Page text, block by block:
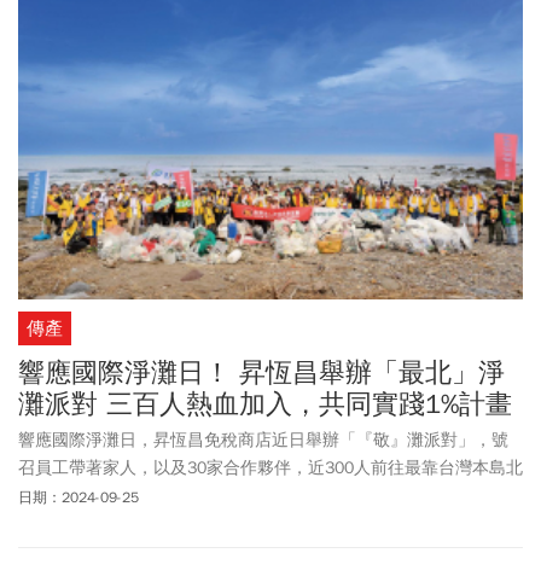
單位也搜集網路上全台青年525個提問，連同現場提問精選的11個問
題，觸及國防外交、環保、體育發展、朝野惡鬥到總統一天行程、
該不該放颱風假，賴總統直球對決、來者不拒，耐心應答，與學生
互動熱絡。最後，主辦單位從眾多學子優秀提案中，以四大主題提
案為別頒發八組獎項，「網路人氣獎」得主為莊敬高職、崇光高
中、大華高中、康橋國際學校；「提案發表獎」由聖心女中、蘭陽
女中、建國中學、竹崎高中獲得。
傳產
響應國際淨灘日！ 昇恆昌舉辦「最北」淨
灘派對 三百人熱血加入，共同實踐1%計畫
響應國際淨灘日，昇恆昌免稅商店近日舉辦「『敬』灘派對」，號
召員工帶著家人，以及30家合作夥伴，近300人前往最靠台灣本島北
邊的新北市石門區尖子鹿東北角海岸線。眾人合力清出近350公斤垃
日期：2024-09-25